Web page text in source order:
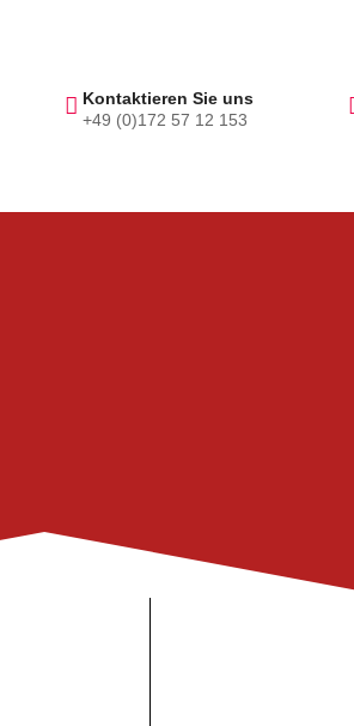
Kontaktieren Sie uns
+49 (0)172 57 12 153